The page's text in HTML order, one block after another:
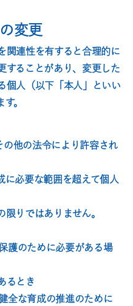
変更
関連性を有すると合理的に
することがあり、変更した
個人（以下「本人」といい
。
他の法令により許容され
に必要な範囲を超えて個人
りではありません。
護のために必要がある場
るとき
全な育成の推進のために